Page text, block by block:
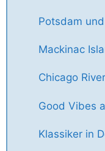
Potsdam
Mackinac
Chicago
Good Vibes
Klassiker in